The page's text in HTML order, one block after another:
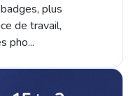
plus
de travail,
pho...